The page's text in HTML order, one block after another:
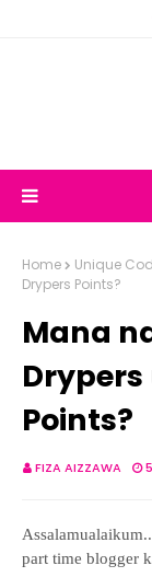
Home Unique
Drypers Points?
Mana
Points?
FIZA AIZZAWA
part time blogger